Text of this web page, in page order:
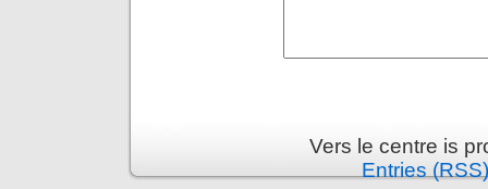
Vers le centre is
Entries (RSS)